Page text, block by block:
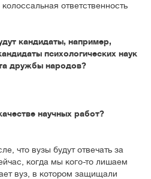
ответственность
кандидаты, например,
психологических наук
дружбы народов?
научных работ?
что вузы будут отвечать за
когда мы кого-то лишаем
вуз, в котором защищали